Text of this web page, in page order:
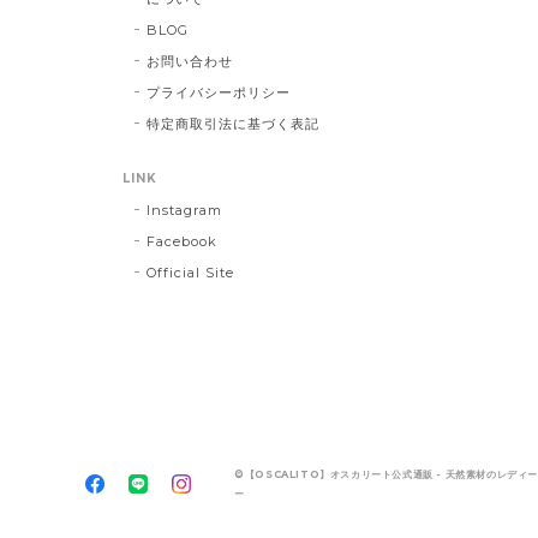
BLOG
お問い合わせ
プライバシーポリシー
特定商取引法に基づく表記
LINK
Instagram
Facebook
Official Site
©【OSCALITO】オスカリート公式通販 - 天然素材のレディー
ー